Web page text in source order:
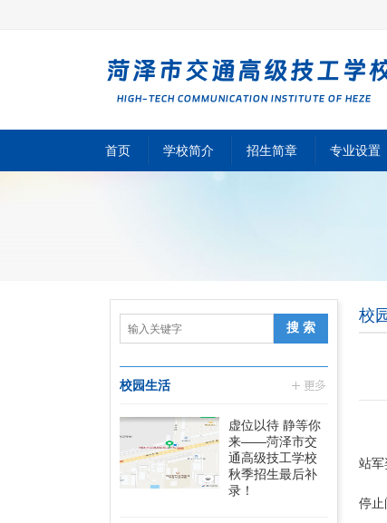
首页 学校简介 招生简章 专业设置
校
站军
停
校园生活
虚位以待 静等你
来——菏泽市交
通高级技工学校
秋季招生最后补
录！